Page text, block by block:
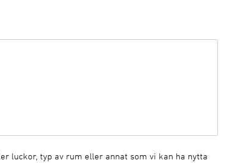
luckor, typ av rum eller annat som vi kan ha nytta